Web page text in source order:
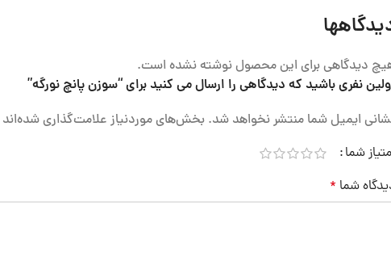
دیدگاهی برای این محصول نوشته نشده است.
نفری باشید که دیدگاهی را ارسال می کنید برای “سوزن پانچ نورگه”
ایمیل شما منتشر نخواهد شد. بخش‌های موردنیاز علامت‌گذاری شده‌اند
شما
شما *